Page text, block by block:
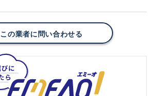
この業者に問い合わせる